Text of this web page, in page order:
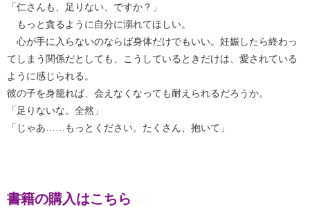
「仁さんも、足りない、ですか？」
もっと貪るように自分に溺れてほしい。
心が手に入らないのならば身体だけでもいい。妊娠したら終わっ
てしまう関係だとしても、こうしているときだけは、愛されている
ように感じられる。
彼の子を身籠れば、会えなくなっても耐えられるだろうか。
「足りないな。全然」
「じゃあ……もっとください。たくさん、抱いて」
書籍の購入はこちら